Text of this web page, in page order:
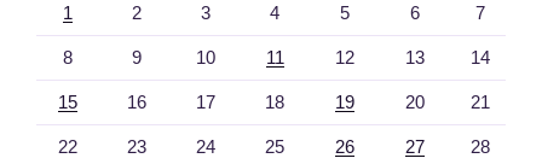
1 2 3 4 5 6 7
8 9 10 11 12 13 14
15 16 17 18 19 20 21
22 23 24 25 26 27 28